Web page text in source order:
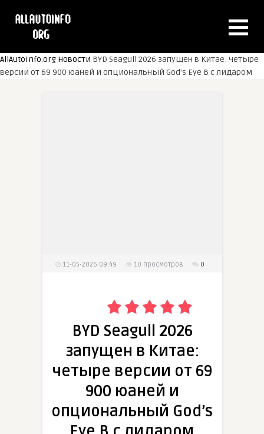
AllAutoInfo.org Новости BYD Seagull 2026 запущен в Китае: четыре
версии от 69 900 юаней и опциональный God’s Eye B с лидаром
11-05-2026 09:49 10 просмотров 0
BYD Seagull 2026
запущен в Китае:
четыре версии от 69
900 юаней и
опциональный God’s